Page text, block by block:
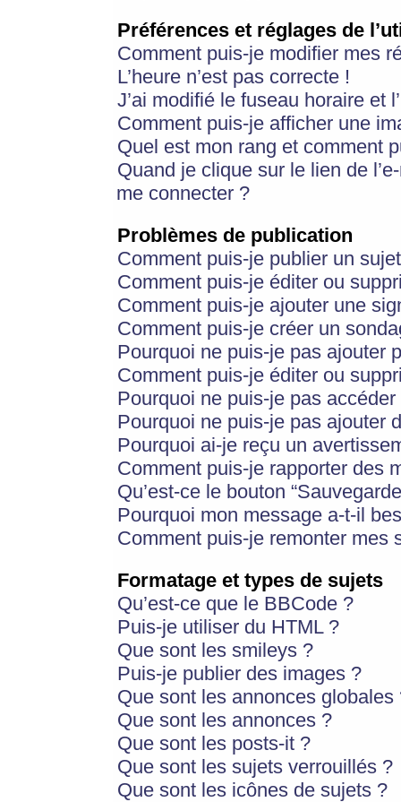
Préférences et réglages de
Comment puis-je modifier mes
L’heure n’est pas correcte !
J’ai modifié le fuseau horaire et
Comment puis-je afficher une
Quel est mon rang et comment
Quand je clique sur le lien de
me connecter ?
Problèmes de publication
Comment puis-je publier un
Comment puis-je éditer ou
Comment puis-je ajouter une
Comment puis-je créer un
Pourquoi ne puis-je pas ajouter
Comment puis-je éditer ou
Pourquoi ne puis-je pas
Pourquoi ne puis-je pas ajouter
Pourquoi ai-je reçu un
Comment puis-je rapporter des
Qu’est-ce le bouton
Pourquoi mon message a-t-il
Comment puis-je remonter mes
Formatage et types de sujets
Qu’est-ce que le BBCode ?
Puis-je utiliser du HTML ?
Que sont les smileys ?
Puis-je publier des images ?
Que sont les annonces globales
Que sont les annonces ?
Que sont les posts-it ?
Que sont les sujets verrouillés ?
Que sont les icônes de sujets ?